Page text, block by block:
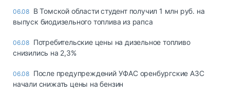
06.08 В Томской области студент получил 1 млн руб. на
выпуск биодизельного топлива из рапса
06.08 Потребительские цены на дизельное топливо
снизились на 2,3%
06.08 После предупреждений УФАС оренбургские АЗС
начали снижать цены на бензин